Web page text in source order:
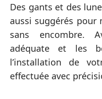
Des gants et des
aussi suggérés pour
sans encombre.
adéquate et les
l’installation de
effectuée avec